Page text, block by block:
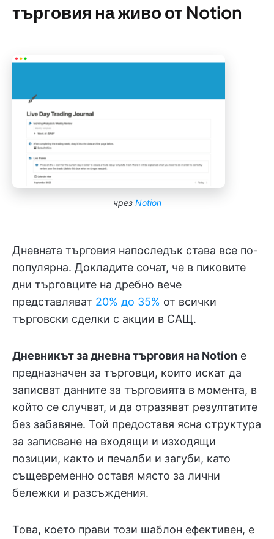
търговия на живо от Notion
чрез Notion
Дневната търговия напоследък става все по-
популярна. Докладите сочат, че в пиковите
дни търговците на дребно вече
представляват 20% до 35% от всички
търговски сделки с акции в САЩ.
Дневникът за дневна търговия на Notion е
предназначен за търговци, които искат да
записват данните за търговията в момента, в
който се случват, и да отразяват резултатите
без забавяне. Той предоставя ясна структура
за записване на входящи и изходящи
позиции, както и печалби и загуби, като
същевременно оставя място за лични
бележки и разсъждения.
Това, което прави този шаблон ефективен, е